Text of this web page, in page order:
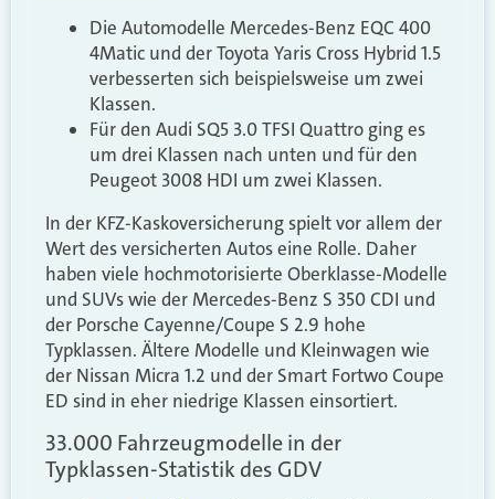
Die Automodelle Mercedes-Benz EQC 400
4Matic und der Toyota Yaris Cross Hybrid 1.5
verbesserten sich beispielsweise um zwei
Klassen.
Für den Audi SQ5 3.0 TFSI Quattro ging es
um drei Klassen nach unten und für den
Peugeot 3008 HDI um zwei Klassen.
In der KFZ-Kaskoversicherung spielt vor allem der
Wert des versicherten Autos eine Rolle. Daher
haben viele hochmotorisierte Oberklasse-Modelle
und SUVs wie der Mercedes-Benz S 350 CDI und
der Porsche Cayenne/Coupe S 2.9 hohe
Typklassen. Ältere Modelle und Kleinwagen wie
der Nissan Micra 1.2 und der Smart Fortwo Coupe
ED sind in eher niedrige Klassen einsortiert.
33.000 Fahrzeugmodelle in der
Typklassen-Statistik des GDV